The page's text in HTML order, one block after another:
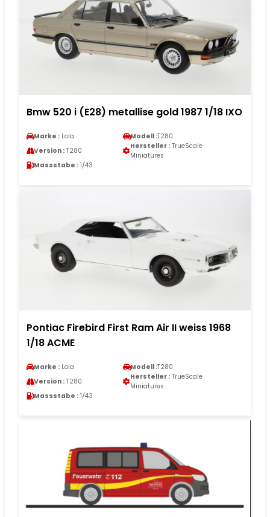
Bmw 520 i (E28) metallise gold 1987 1/18 IXO
Marke : Lola Modell :T280
Version : T280
Hersteller : TrueScale
Miniatures
Massstabe : 1/43
Pontiac Firebird First Ram Air II weiss 1968
1/18 ACME
Marke : Lola Modell :T280
Version : T280
Hersteller : TrueScale
Miniatures
Massstabe : 1/43